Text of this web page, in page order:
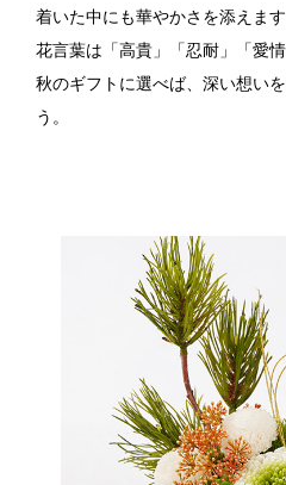
着いた中にも華やかさを添えます
花言葉は「高貴」「忍耐」「愛情
秋のギフトに選べば、深い想い
う。